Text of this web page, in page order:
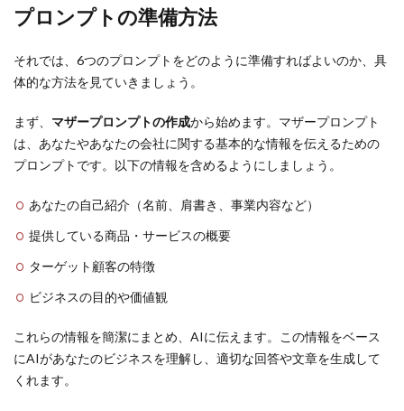
プロンプトの準備方法
それでは、6つのプロンプトをどのように準備すればよいのか、具
体的な方法を見ていきましょう。
まず、 マザープロンプトの作成から始めます。マザープロンプト
は、あなたやあなたの会社に関する基本的な情報を伝えるための
プロンプトです。以下の情報を含めるようにしましょう。
あなたの自己紹介（名前、肩書き、事業内容など）
提供している商品・サービスの概要
ターゲット顧客の特徴
ビジネスの目的や価値観
これらの情報を簡潔にまとめ、AIに伝えます。この情報をベース
にAIがあなたのビジネスを理解し、適切な回答や文章を生成して
くれます。